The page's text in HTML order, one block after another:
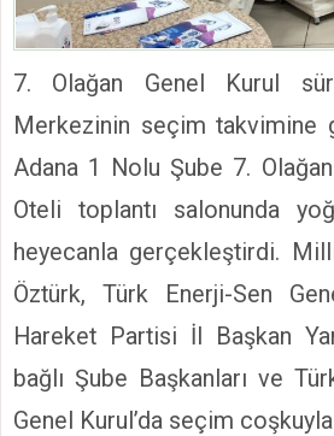
7. Olağan Genel Kurul
Merkezinin seçim takvimine
Adana 1 Nolu Şube 7.
Oteli toplantı salonunda
heyecanla gerçekleştirdi.
Öztürk, Türk Enerji-Sen
Hareket Partisi İl Başkan
bağlı Şube Başkanları ve
Genel Kurul’da seçim